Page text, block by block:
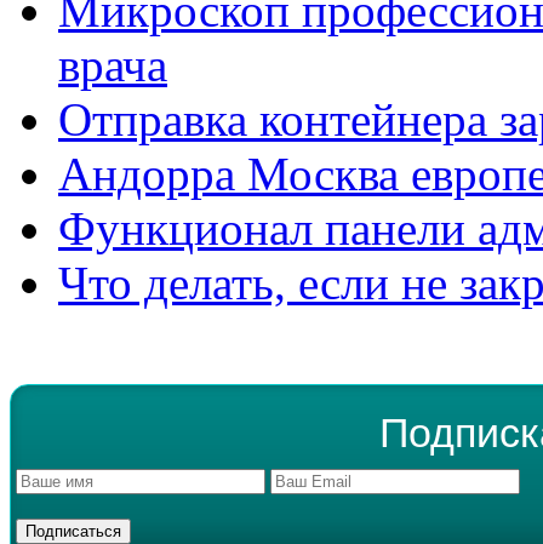
врача
Отправка контейнера
Андорра Москва
Функционал панели
Что делать, если не